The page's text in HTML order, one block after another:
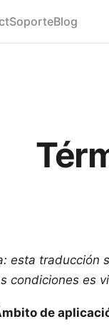
SoporteBlog
esta traducción
condiciones es
de